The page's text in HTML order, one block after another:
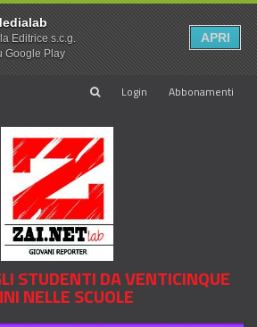
Login Abbonamenti
STUDENTI DA VENTICINQUE
NELLE SCUOLE
Editrice s.c.g.
Google Play
APRI